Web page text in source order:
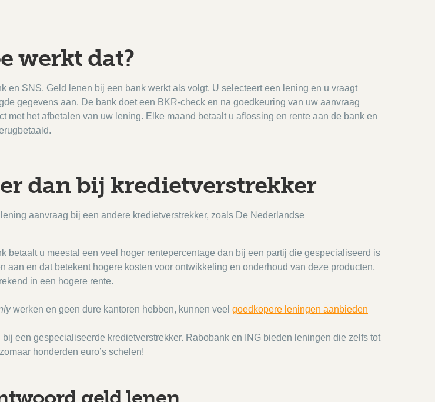
werkt dat?
en SNS. Geld lenen bij een bank werkt als volgt. U selecteert een lening en u vraagt
gegevens aan. De bank doet een BKR-check en na goedkeuring van uw aanvraag
het afbetalen van uw lening. Elke maand betaalt u aflossing en rente aan de bank en
dan bij kredietverstrekker
aanvraag bij een andere kredietverstrekker, zoals De Nederlandse
betaalt u meestal een veel hoger rentepercentage dan bij een partij die gespecialiseerd is
en dat betekent hogere kosten voor ontwikkeling en onderhoud van deze producten,
in een hogere rente.
werken en geen dure kantoren hebben, kunnen veel goedkopere leningen aanbieden
een gespecialiseerde kredietverstrekker. Rabobank en ING bieden leningen die zelfs tot
honderden euro’s schelen!